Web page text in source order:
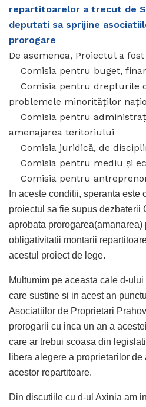
repartitoarelor a trecut de
deputati sa sprijine
prorogare
De asemenea, Proiectul a
Comisia pentru buget,
Comisia pentru drepturile
problemele minorităţilor
Comisia pentru
amenajarea teritoriului
Comisia juridică, de
Comisia pentru mediu şi
Comisia pentru
In aceste conditii, speranta este
proiectul sa fie supus dezbaterii
aprobata prorogarea(amanarea)
obligativitatii montarii
acestul proiect de lege.
Multumim pe aceasta cale d-
care sustine si in acest an
Asociatiilor de Proprietari
prorogarii cu inca un an a
care ar trebui scoasa din
libera alegere a proprietarilor
acestor repartitoare.
Din discutiile cu d-ul Axinia am